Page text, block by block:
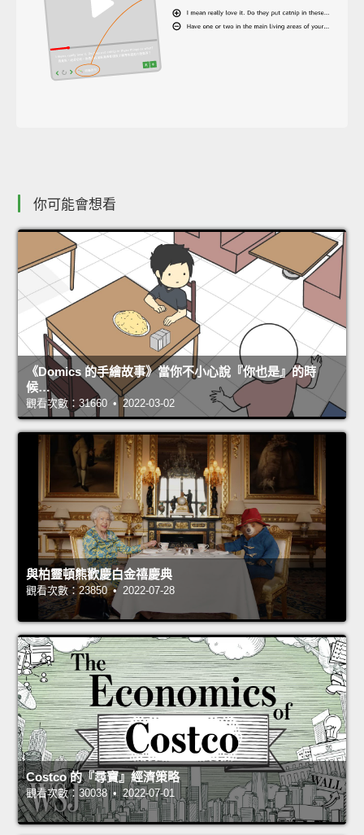
你可能會想看
《Domics 的手繪故事》當你不小心說『你也是』的時
候…
觀看次數：31660 • 2022-03-02
與柏靈頓熊歡慶白金禧慶典
觀看次數：23850 • 2022-07-28
Costco 的『尋寶』經濟策略
觀看次數：30038 • 2022-07-01